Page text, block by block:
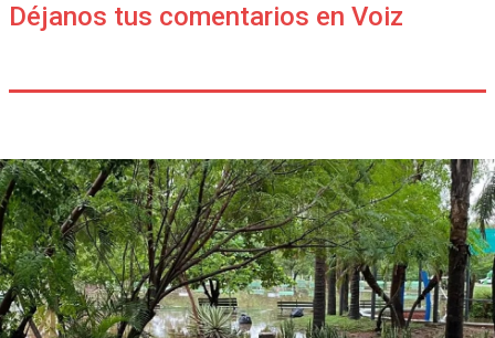
Déjanos tus comentarios en Voiz